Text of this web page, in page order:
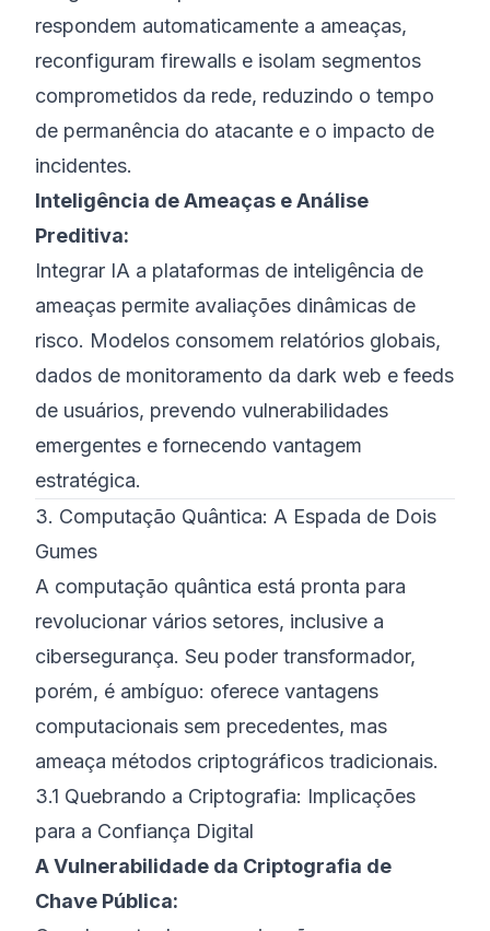
respondem automaticamente a ameaças,
reconfiguram firewalls e isolam segmentos
comprometidos da rede, reduzindo o tempo
de permanência do atacante e o impacto de
incidentes.
Inteligência de Ameaças e Análise
Preditiva:
Integrar IA a plataformas de inteligência de
ameaças permite avaliações dinâmicas de
risco. Modelos consomem relatórios globais,
dados de monitoramento da dark web e feeds
de usuários, prevendo vulnerabilidades
emergentes e fornecendo vantagem
estratégica.
3. Computação Quântica: A Espada de Dois
Gumes
A computação quântica está pronta para
revolucionar vários setores, inclusive a
cibersegurança. Seu poder transformador,
porém, é ambíguo: oferece vantagens
computacionais sem precedentes, mas
ameaça métodos criptográficos tradicionais.
3.1 Quebrando a Criptografia: Implicações
para a Confiança Digital
A Vulnerabilidade da Criptografia de
Chave Pública: